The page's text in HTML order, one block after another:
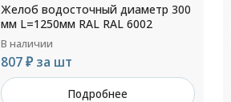
Желоб водосточный диаметр 300
мм L=1250мм RAL RAL 6002
В наличии
807 ₽ за шт
Подробнее